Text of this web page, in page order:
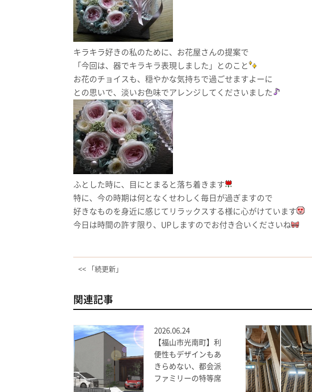
キラキラ好きの私のために、お花屋さんの提案で
「今回は、器でキラキラ表現しました」とのこと
お花のチョイスも、穏やかな気持ちで過ごせますよーに
との思いで、淡いお色味でアレンジしてくださいました
ふとした時に、目にとまると落ち着きます
特に、今の時期は何となくせわしく毎日が過ぎますので
好きなものを身近に感じてリラックスする様に心がけています
今日は時間の許す限り、UPしますのでお付き合いくださいね
<< 「続更新」
関連記事
2026.06.24
【福山市光南町】利
便性もデザインもあ
きらめない、都会派
ファミリーの特等席